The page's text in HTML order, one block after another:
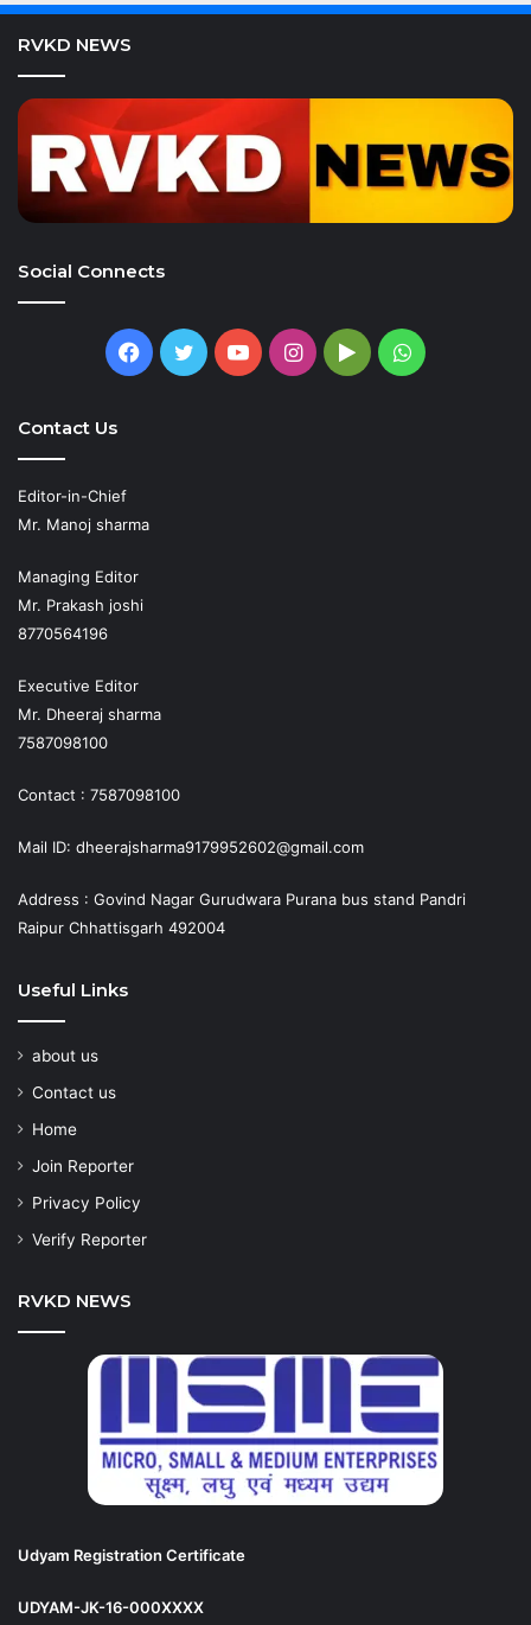
RVKD NEWS
Social Connects
Facebook
TwitterYouTubeInstagram
GoogleWhatsApp
Contact Us
Editor-in-Chief
Mr. Manoj sharma
Managing Editor
Mr. Prakash joshi
8770564196
Executive Editor
Mr. Dheeraj sharma
7587098100
Contact : 7587098100
Mail ID: dheerajsharma9179952602@gmail.com
Address : Govind Nagar Gurudwara Purana bus stand Pandri
Raipur Chhattisgarh 492004
Useful Links
about us
Contact us
Home
Join Reporter
Privacy Policy
Verify Reporter
RVKD NEWS
Udyam Registration Certificate
UDYAM-JK-16-000XXXX